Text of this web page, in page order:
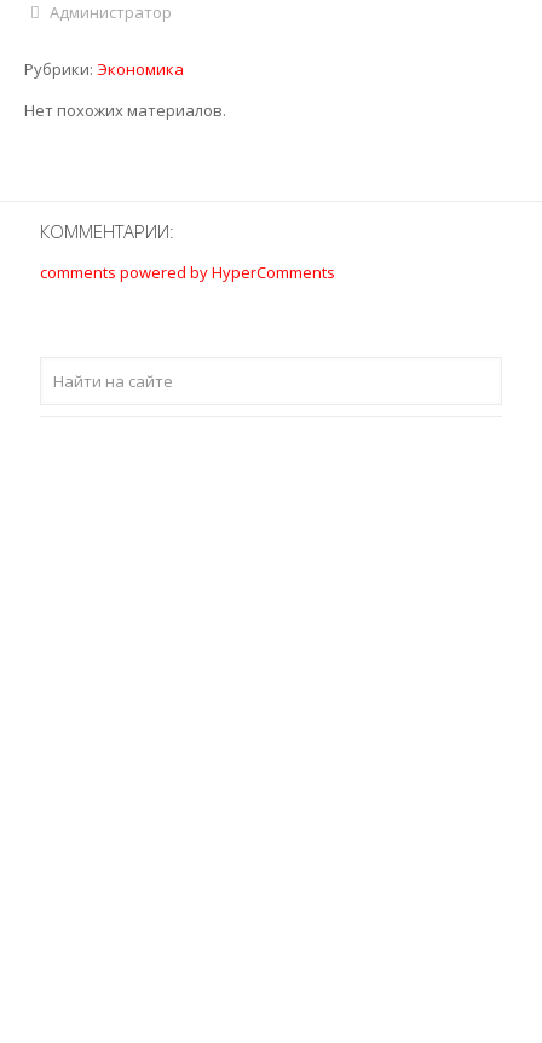
Администратор
Рубрики: Экономика
Нет похожих материалов.
КОММЕНТАРИИ:
comments powered by HyperComments